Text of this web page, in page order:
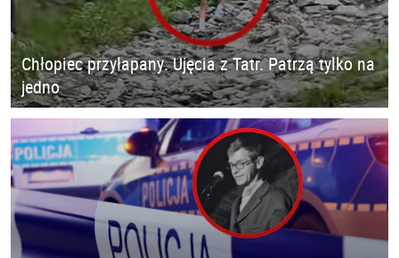
Chłopiec przyłapany. Ujęcia z Tatr. Patrzą tylko na
jedno